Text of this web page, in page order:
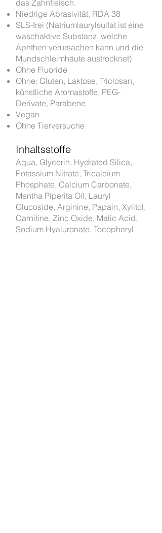
das Zahnfleisch.
Niedrige Abrasivität, RDA 38
SLS-frei (Natriumlaurylsulfat ist eine
waschaktive Substanz, welche
Aphthen verursachen kann und die
Mundschleimhäute austrocknet)
Ohne Fluoride
Ohne: Gluten, Laktose, Triclosan,
künstliche Aromastoffe, PEG-
Derivate, Parabene
Vegan
Ohne Tierversuche
Inhaltsstoffe
Aqua, Glycerin, Hydrated Silica,
Potassium Nitrate, Tricalcium
Phosphate, Calcium Carbonate,
Mentha Piperita Oil, Lauryl
Glucoside, Arginine, Papain, Xylitol,
Carnitine, Zinc Oxide, Malic Acid,
Sodium Hyaluronate, Tocopheryl